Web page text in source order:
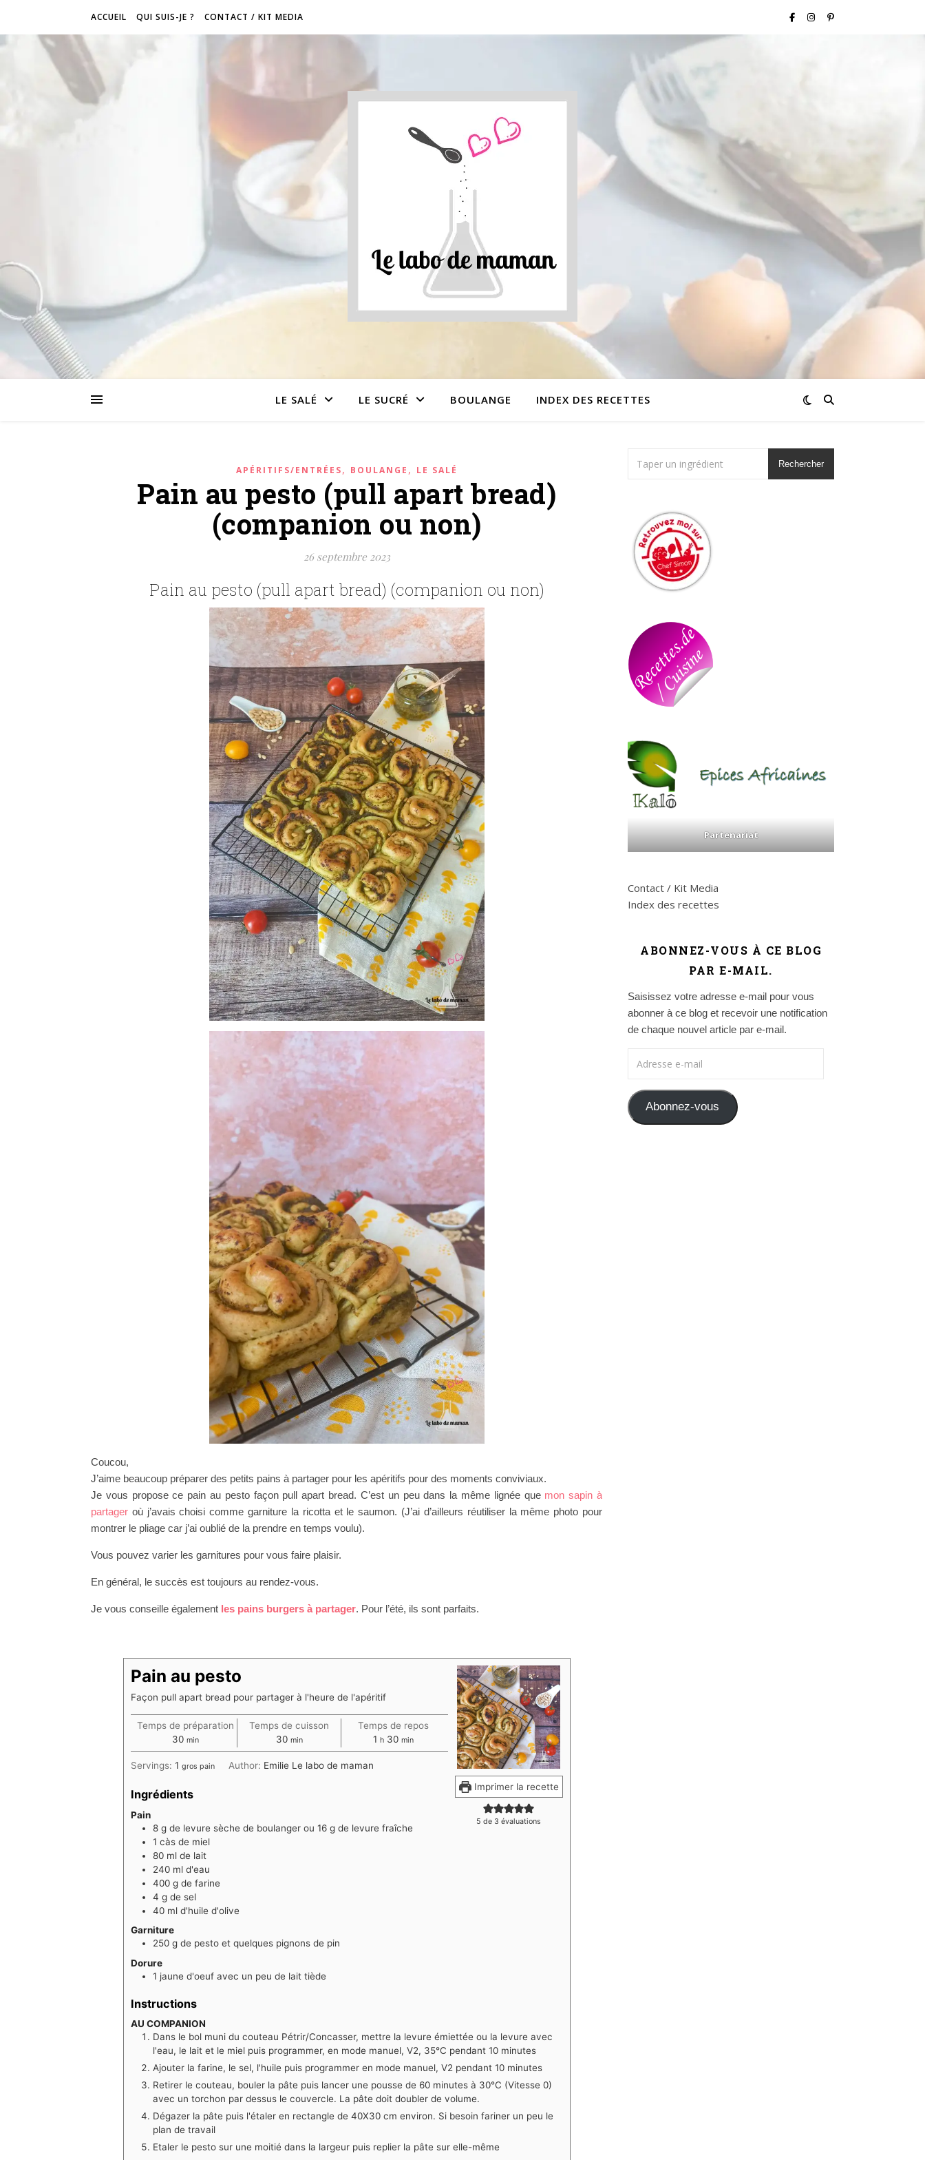
ACCUEIL QUI SUIS-JE ? CONTACT / KIT MEDIA
LE SALÉ LE SUCRÉ BOULANGE INDEX DES RECETTES
APÉRITIFS/ENTRÉES, BOULANGE , LE SALÉ
Pain au pesto (pull apart bread)
(companion ou non)
26 septembre 2023
Pain au pesto (pull apart bread) (companion ou non)
Coucou,
J’aime beaucoup préparer des petits pains à partager pour les apéritifs pour des moments conviviaux.
Je vous propose ce pain au pesto façon pull apart bread. C’est un peu dans la même lignée que mon sapin à
partager où j’avais choisi comme garniture la ricotta et le saumon. (J’ai d’ailleurs réutiliser la même photo pour
montrer le pliage car j’ai oublié de la prendre en temps voulu).
Vous pouvez varier les garnitures pour vous faire plaisir.
En général, le succès est toujours au rendez-vous.
Je vous conseille également les pains burgers à partager. Pour l’été, ils sont parfaits.
Imprimer la recette
5 de 3 évaluations
Pain au pesto
Façon pull apart bread pour partager à l'heure de l'apéritif
Temps de préparation
30minutes
min
Temps de cuisson
30minutes
min
Temps de repos
1heure
h 30minutes
min
Servings: 1 gros pain Author: Emilie Le labo de maman
Ingrédients
Pain
8 g de levure sèche de boulanger ou 16 g de levure fraîche
1 càs de miel
80 ml de lait
240 ml d'eau
400 g de farine
4 g de sel
40 ml d'huile d'olive
Garniture
250 g de pesto et quelques pignons de pin
Dorure
1 jaune d'oeuf avec un peu de lait tiède
Instructions
AU COMPANION
Dans le bol muni du couteau Pétrir/Concasser, mettre la levure émiettée ou la levure avec
l'eau, le lait et le miel puis programmer, en mode manuel, V2, 35°C pendant 10 minutes
Ajouter la farine, le sel, l'huile puis programmer en mode manuel, V2 pendant 10 minutes
Retirer le couteau, bouler la pâte puis lancer une pousse de 60 minutes à 30°C (Vitesse 0)
avec un torchon par dessus le couvercle. La pâte doit doubler de volume.
Dégazer la pâte puis l'étaler en rectangle de 40X30 cm environ. Si besoin fariner un peu le
plan de travail
Etaler le pesto sur une moitié dans la largeur puis replier la pâte sur elle-même
Rechercher
Partenariat
Contact / Kit Media
Index des recettes
ABONNEZ-VOUS À CE BLOG
PAR E-MAIL.
Saisissez votre adresse e-mail pour vous
abonner à ce blog et recevoir une notification
de chaque nouvel article par e-mail.
Abonnez-vous